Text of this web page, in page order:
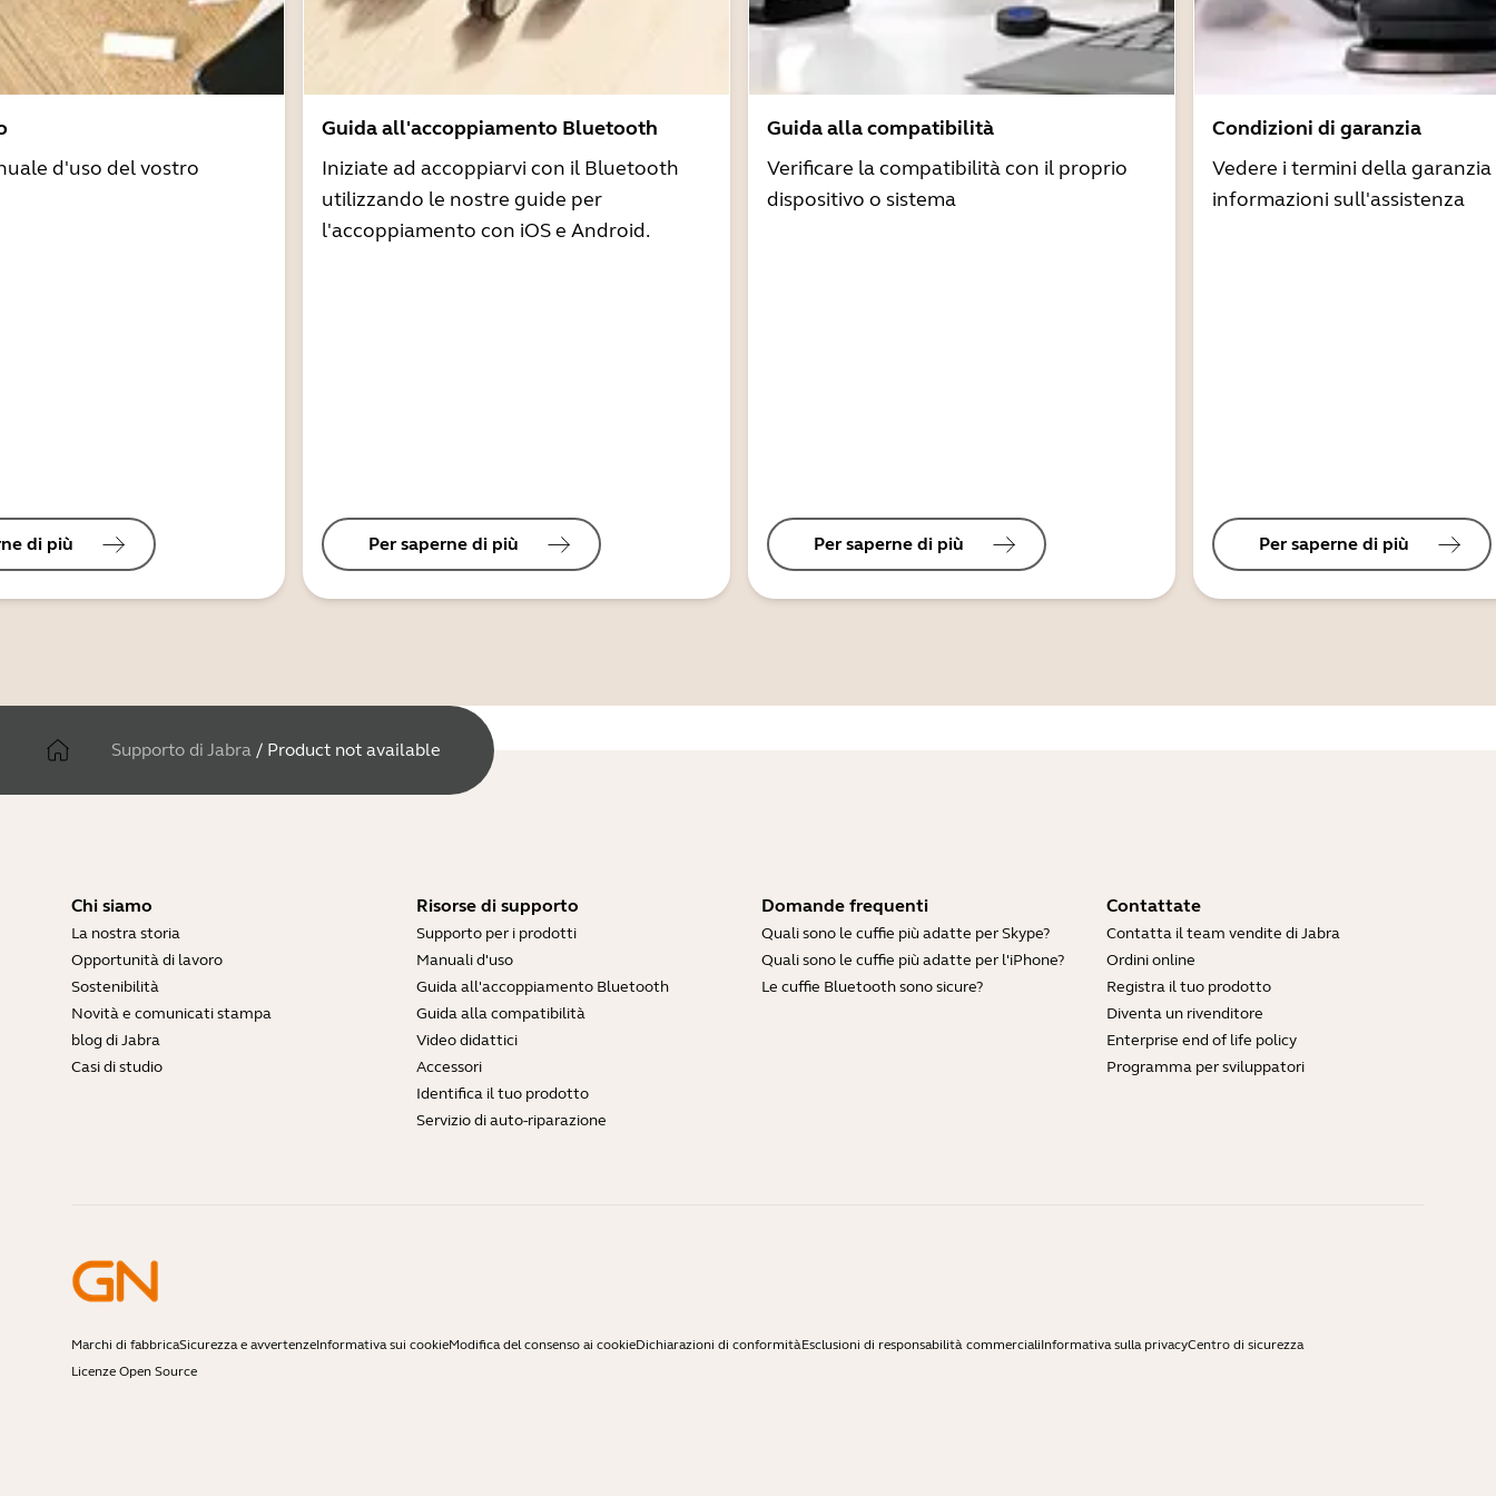
d'uso del vostro
di più
Guida all'accoppiamento Bluetooth
Iniziate ad accoppiarvi con il Bluetooth
utilizzando le nostre guide per
l'accoppiamento con iOS e Android.
Per saperne di più
Guida alla compatibilità
Verificare la compatibilità con il proprio
dispositivo o sistema
Per saperne di più
Condizioni di garanzia
Vedere i termini della garanzia
informazioni sull'assistenza
Per saperne di più
Supporto di Jabra / Product not available
Chi siamo
La nostra storia
Opportunità di lavoro
Sostenibilità
Novità e comunicati stampa
blog di Jabra
Casi di studio
Risorse di supporto
Supporto per i prodotti
Manuali d'uso
Guida all'accoppiamento Bluetooth
Guida alla compatibilità
Video didattici
Accessori
Identifica il tuo prodotto
Servizio di auto-riparazione
Domande frequenti
Quali sono le cuffie più adatte per Skype?
Quali sono le cuffie più adatte per l'iPhone?
Le cuffie Bluetooth sono sicure?
Contattate
Contatta il team vendite di Jabra
Ordini online
Registra il tuo prodotto
Diventa un rivenditore
Enterprise end of life policy
Programma per sviluppatori
Marchi di fabbricaSicurezza e avvertenzeInformativa sui cookieModifica del consenso ai cookieDichiarazioni di conformitàEsclusioni di responsabilità commercialiInformativa sulla privacyCentro di sicurezza
Licenze Open Source